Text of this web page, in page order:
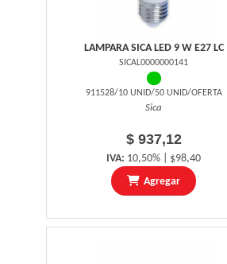
LAMPARA SICA LED 9 W E27 LC
SICAL0000000141
911528/10 UNID/50 UNID/OFERTA
Sica
$ 937,12
IVA: 10,50% | $98,40
Agregar